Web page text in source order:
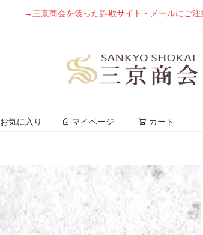
→三京商会を装った詐欺サイト・メールにご注
お気に入り マイページ カート